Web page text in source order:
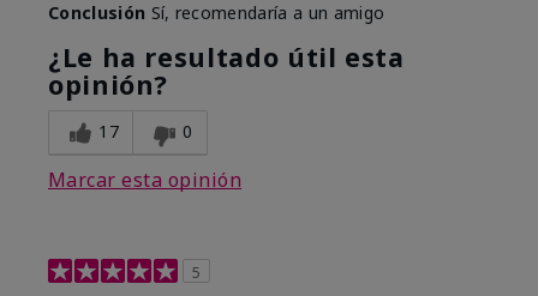
Conclusión Sí, recomendaría a un amigo
¿Le ha resultado útil esta
opinión?
17 0
Marcar esta opinión
5